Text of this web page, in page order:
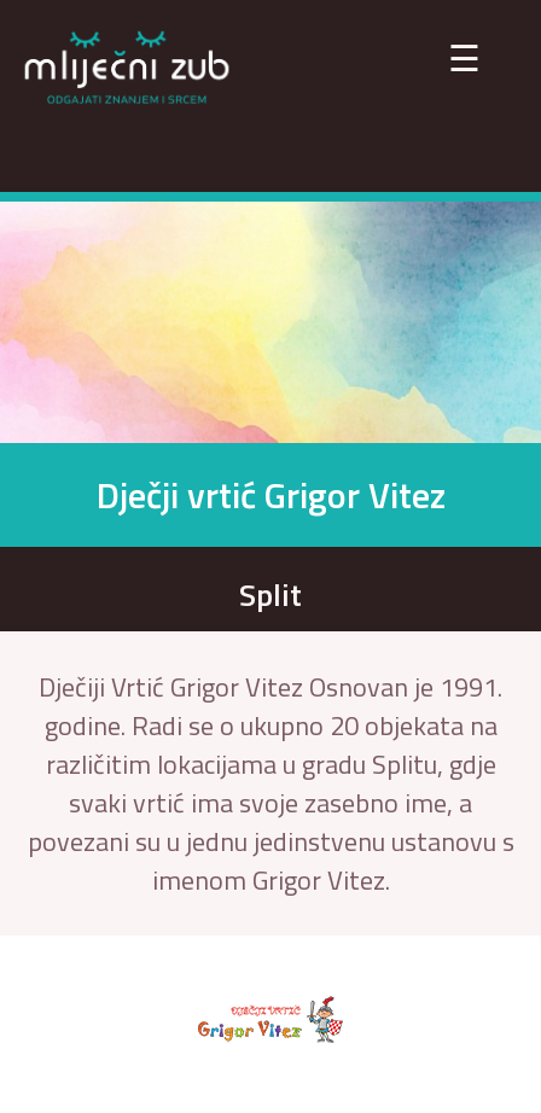
×
☰
Dječji vrtić Grigor Vitez
Split
Dječiji Vrtić Grigor Vitez Osnovan je 1991.
godine. Radi se o ukupno 20 objekata na
različitim lokacijama u gradu Splitu, gdje
svaki vrtić ima svoje zasebno ime, a
povezani su u jednu jedinstvenu ustanovu s
imenom Grigor Vitez.